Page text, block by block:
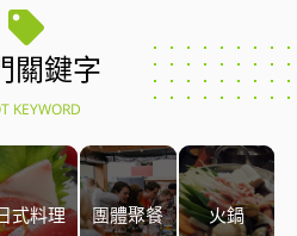
關鍵字
KEYWORD
式料理 團體聚餐 火鍋